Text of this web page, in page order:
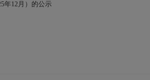
年12月）的公示